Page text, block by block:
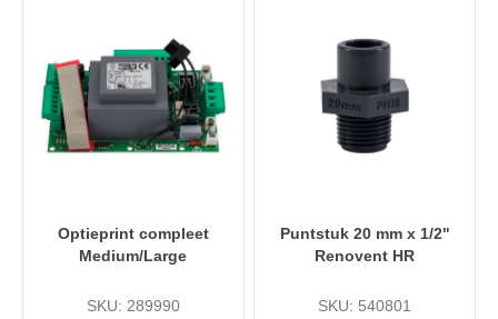
Optieprint compleet
Medium/Large
SKU: 289990
Puntstuk 20 mm x 1/2"
Renovent HR
SKU: 540801